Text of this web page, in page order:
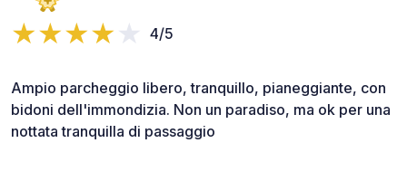
4/5
Ampio parcheggio libero, tranquillo, pianeggiante, con
bidoni dell'immondizia. Non un paradiso, ma ok per una
nottata tranquilla di passaggio